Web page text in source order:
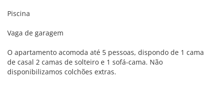
Piscina
Vaga de garagem
O apartamento acomoda até 5 pessoas, dispondo de 1 cama
de casal 2 camas de solteiro e 1 sofá-cama. Não
disponibilizamos colchões extras.